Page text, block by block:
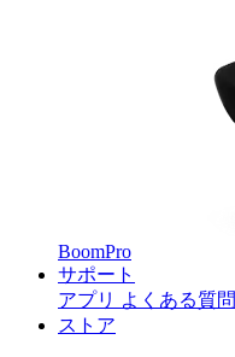
BoomPro
サポート
アプリ よくある質問
ストア